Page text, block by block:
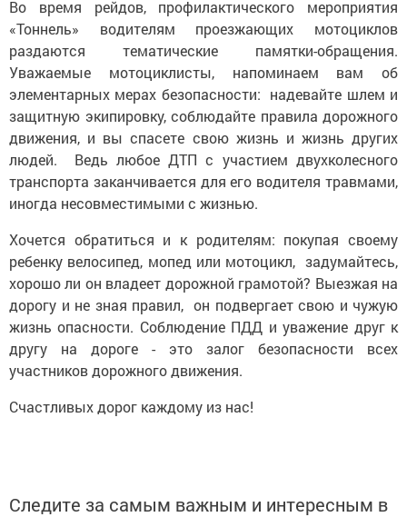
Во время рейдов, профилактического мероприятия
«Тоннель» водителям проезжающих мотоциклов
раздаются тематические памятки-обращения.
Уважаемые мотоциклисты, напоминаем вам об
элементарных мерах безопасности: надевайте шлем и
защитную экипировку, соблюдайте правила дорожного
движения, и вы спасете свою жизнь и жизнь других
людей. Ведь любое ДТП с участием двухколесного
транспорта заканчивается для его водителя травмами,
иногда несовместимыми с жизнью.
Хочется обратиться и к родителям: покупая своему
ребенку велосипед, мопед или мотоцикл, задумайтесь,
хорошо ли он владеет дорожной грамотой? Выезжая на
дорогу и не зная правил, он подвергает свою и чужую
жизнь опасности. Соблюдение ПДД и уважение друг к
другу на дороге - это залог безопасности всех
участников дорожного движения.
Счастливых дорог каждому из нас!
Следите за самым важным и интересным в